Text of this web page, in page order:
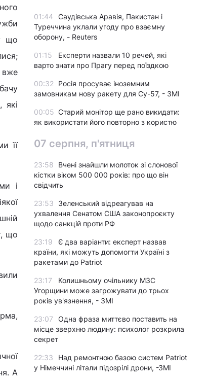
що
вже
які
її
і
що
А
01:44
Саудівська Аравія, Пакистан і
Туреччина уклали угоду про взаємну
оборону, - Reuters
01:15
Експерти назвали 10 речей, які
варто знати про Прагу перед поїздкою
00:32
Росія просуває іноземним
замовникам нову ракету для Су-57, - ЗМІ
00:05 Старий монітор ще рано викидати:
як використати його повторно з користю
07 серпня, п'ятниця
23:58
Вчені знайшли молоток зі слонової
кістки віком 500 000 років: про що він
свідчить
23:53
Зеленський відреагував на
ухвалення Сенатом США законопроєкту
щодо санкцій проти РФ
23:19
Є два варіанти: експерт назвав
країни, які можуть допомогти Україні з
ракетами до Patriot
23:17
Колишньому очільнику МЗС
Угорщини може загрожувати до трьох
років ув'язнення, - ЗМІ
23:07
Одна фраза миттєво поставить на
місце зверхню людину: психолог розкрила
секрет
22:33
Над ремонтною базою систем Patriot
у Німеччині літали підозрілі дрони, -ЗМІ